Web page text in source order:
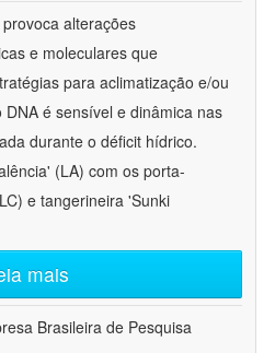
alterações
e moleculares que
para aclimatização e/ou
é sensível e dinâmica nas
durante o déficit hídrico.
(LA) com os porta-
e tangerineira 'Sunki
mais
Brasileira de Pesquisa